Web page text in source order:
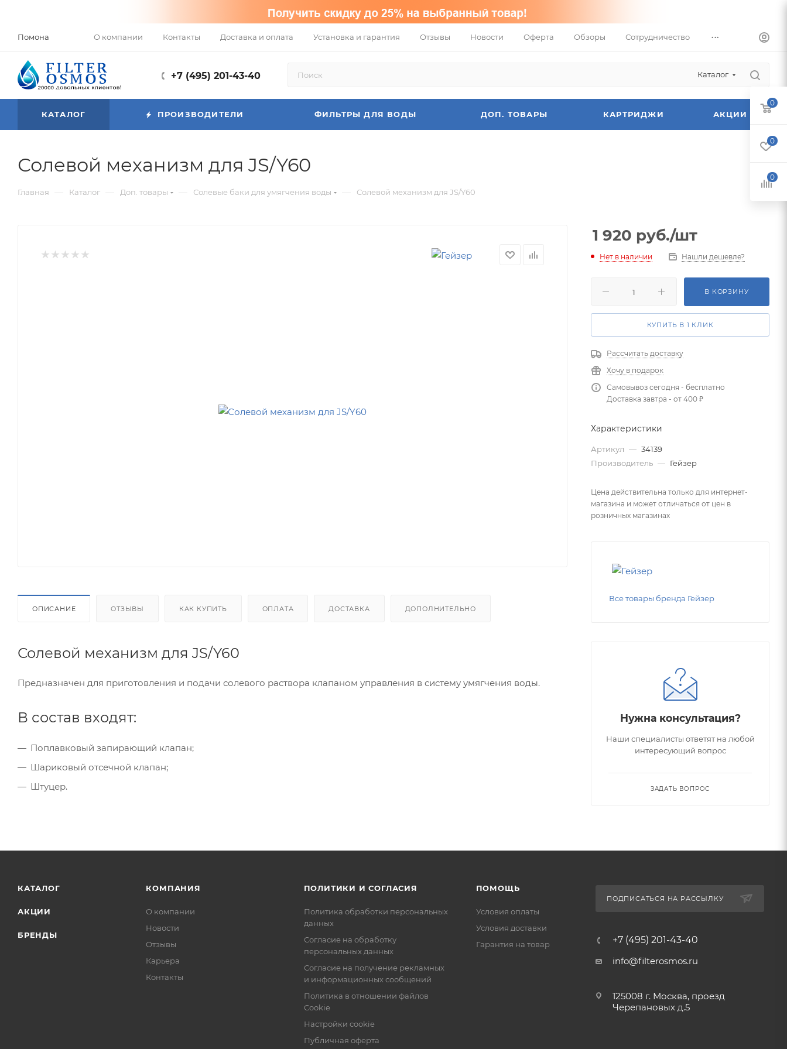
Помона О компании Контакты Доставка и оплата Установка и гарантия Отзывы Новости Оферта Обзоры Сотрудничество ...
+7 (495) 201-43-40 Каталог
КАТАЛОГ ПРОИЗВОДИТЕЛИ ФИЛЬТРЫ ДЛЯ ВОДЫ ДОП. ТОВАРЫ КАРТРИДЖИ АКЦИИ
Солевой механизм для JS/Y60
Главная — Каталог — Доп. товары — Солевые баки для умягчения воды — Солевой механизм для JS/Y60
ОПИСАНИЕ ОТЗЫВЫ КАК КУПИТЬ ОПЛАТА ДОСТАВКА ДОПОЛНИТЕЛЬНО
Солевой механизм для JS/Y60
Предназначен для приготовления и подачи солевого раствора клапаном управления в систему умягчения воды.
В состав входят:
Поплавковый запирающий клапан;
Шариковый отсечной клапан;
Штуцер.
1 920 руб./шт
Нет в наличии Нашли дешевле?
В КОРЗИНУ
КУПИТЬ В 1 КЛИК
Рассчитать доставку
Хочу в подарок
Самовывоз сегодня - бесплатно
Доставка завтра - от 400 ₽
Характеристики
Артикул — 34139
Производитель — Гейзер
Цена действительна только для интернет-
магазина и может отличаться от цен в
розничных магазинах
Все товары бренда Гейзер
Нужна консультация?
Наши специалисты ответят на любой
интересующий вопрос
ЗАДАТЬ ВОПРОС
КАТАЛОГ
АКЦИИ
БРЕНДЫ
КОМПАНИЯ
О компании
Новости
Отзывы
Карьера
Контакты
ПОЛИТИКИ И СОГЛАСИЯ
Политика обработки персональных
данных
Согласие на обработку
персональных данных
Согласие на получение рекламных
и информационных сообщений
Политика в отношении файлов
Cookie
Настройки cookie
Публичная оферта
ПОМОЩЬ
Условия оплаты
Условия доставки
Гарантия на товар
ПОДПИСАТЬСЯ НА РАССЫЛКУ
+7 (495) 201-43-40
info@filterosmos.ru
125008 г. Москва, проезд
Черепановых д.5
0
0
0